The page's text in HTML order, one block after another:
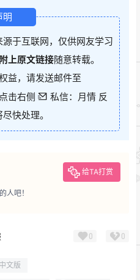
明
于互联网，仅供网友学习
上原文链接随意转载。
益，请发送邮件至
击右侧
私信：月情 反
快处理。
给TA打赏
人吧！
0 0
文版